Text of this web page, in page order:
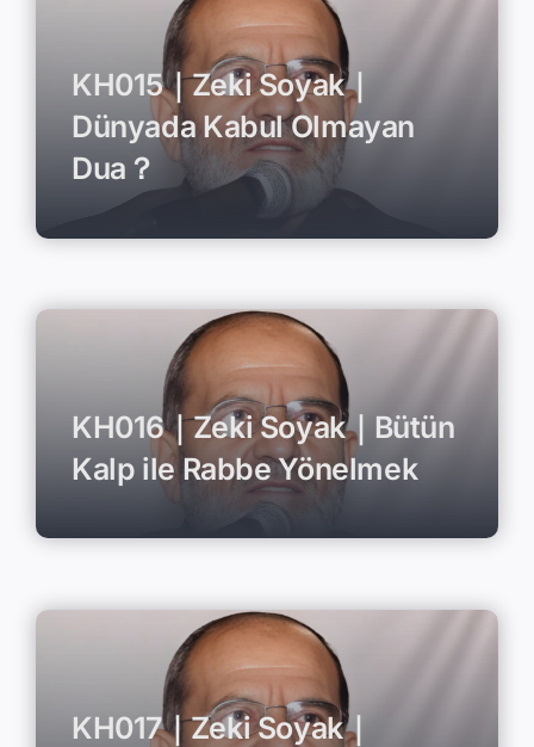
KH015｜Zeki Soyak｜
Dünyada Kabul Olmayan
Dua？
KH016｜Zeki Soyak｜Bütün
Kalp ile Rabbe Yönelmek
KH017｜Zeki Soyak｜